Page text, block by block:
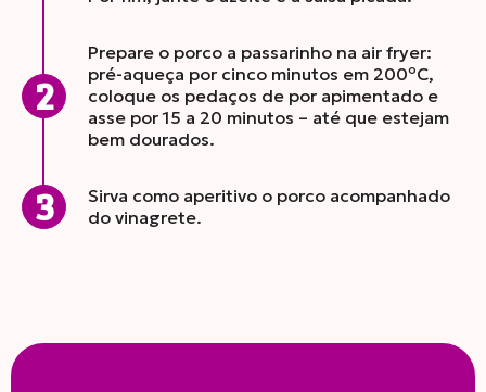
Prepare o porco a passarinho na air fryer:
pré-aqueça por cinco minutos em 200ºC,
coloque os pedaços de por apimentado e
asse por 15 a 20 minutos – até que estejam
bem dourados.
Sirva como aperitivo o porco acompanhado
do vinagrete.